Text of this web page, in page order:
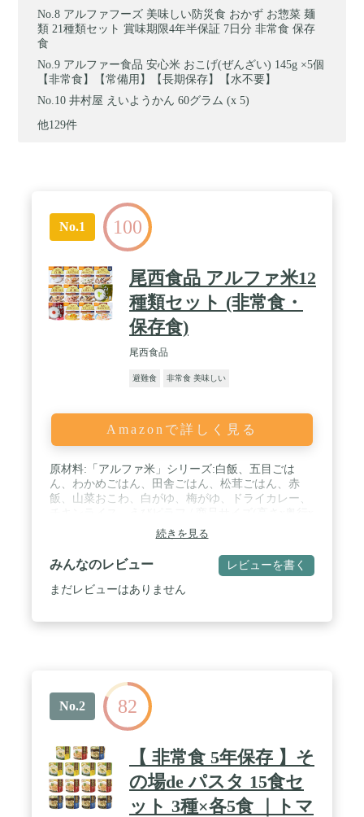
アルファフーズ 美味しい防災食 おかず お惣菜 麺
類 21種類セット 賞味期限4年半保証 7日分 非常食 保存
食
アルファー食品 安心米 おこげ(ぜんざい) 145g ×5個
【非常食】【常備用】【長期保存】【水不要】
井村屋 えいようかん 60グラム (x 5)
他129件
No.1 100
尾西食品 アルファ米12
種類セット (非常食・
保存食)
尾西食品
避難食 非常食 美味しい
Amazonで詳しく見る
原材料:「アルファ米」シリーズ:白飯、五目ごは
ん、わかめごはん、田舎ごはん、松茸ごはん、赤
飯、山菜おこわ、白がゆ、梅がゆ、ドライカレー、
幅):15cm×25cm×20cm / ブラント名: 尾西食品 / メー
カー名: 尾西食品 / 原産国名: 日本
続きを見る
みんなのレビュー レビューを書く
まだレビューはありません
No.2 82
【 非常食 5年保存 】そ
の場de パスタ 15食セ
ット 3種×各5食 ｜トマ